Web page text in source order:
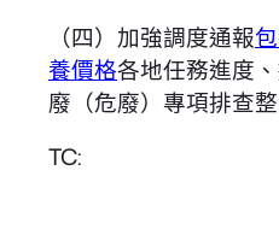
（四）加強調度通報
養價格各地任務進度
廢（危廢）專項排查
TC: